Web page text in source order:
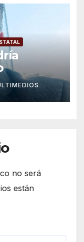
no será
están